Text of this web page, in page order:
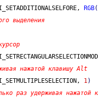
RGB(
выделения
нажатой клавишу Alt
1)
раз удерживая нажатой